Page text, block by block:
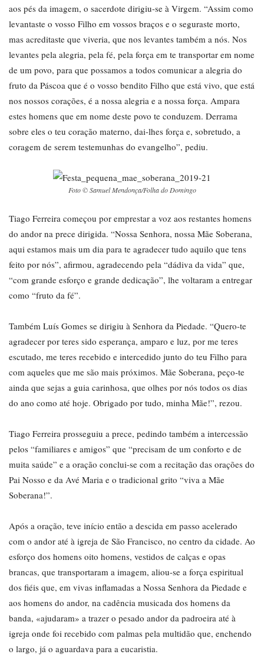
aos pés da imagem, o sacerdote dirigiu-se à Virgem. “Assim como
levantaste o vosso Filho em vossos braços e o seguraste morto,
mas acreditaste que viveria, que nos levantes também a nós. Nos
levantes pela alegria, pela fé, pela força em te transportar em nome
de um povo, para que possamos a todos comunicar a alegria do
fruto da Páscoa que é o vosso bendito Filho que está vivo, que está
nos nossos corações, é a nossa alegria e a nossa força. Ampara
estes homens que em nome deste povo te conduzem. Derrama
sobre eles o teu coração materno, dai-lhes força e, sobretudo, a
coragem de serem testemunhas do evangelho”, pediu.
Foto © Samuel Mendonça/Folha do Domingo
Tiago Ferreira começou por emprestar a voz aos restantes homens
do andor na prece dirigida. “Nossa Senhora, nossa Mãe Soberana,
aqui estamos mais um dia para te agradecer tudo aquilo que tens
feito por nós”, afirmou, agradecendo pela “dádiva da vida” que,
“com grande esforço e grande dedicação”, lhe voltaram a entregar
como “fruto da fé”.
Também Luís Gomes se dirigiu à Senhora da Piedade. “Quero-te
agradecer por teres sido esperança, amparo e luz, por me teres
escutado, me teres recebido e intercedido junto do teu Filho para
com aqueles que me são mais próximos. Mãe Soberana, peço-te
ainda que sejas a guia carinhosa, que olhes por nós todos os dias
do ano como até hoje. Obrigado por tudo, minha Mãe!”, rezou.
Tiago Ferreira prosseguiu a prece, pedindo também a intercessão
pelos “familiares e amigos” que “precisam de um conforto e de
muita saúde” e a oração conclui-se com a recitação das orações do
Pai Nosso e da Avé Maria e o tradicional grito “viva a Mãe
Soberana!”.
Após a oração, teve início então a descida em passo acelerado
com o andor até à igreja de São Francisco, no centro da cidade. Ao
esforço dos homens oito homens, vestidos de calças e opas
brancas, que transportaram a imagem, aliou-se a força espiritual
dos fiéis que, em vivas inflamadas a Nossa Senhora da Piedade e
aos homens do andor, na cadência musicada dos homens da
banda, «ajudaram» a trazer o pesado andor da padroeira até à
igreja onde foi recebido com palmas pela multidão que, enchendo
o largo, já o aguardava para a eucaristia.